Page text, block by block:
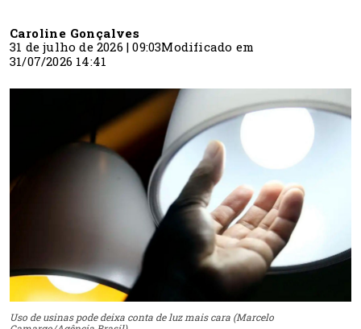
Caroline Gonçalves
31 de julho de 2026 | 09:03Modificado em
31/07/2026 14:41
Uso de usinas pode deixa conta de luz mais cara (Marcelo